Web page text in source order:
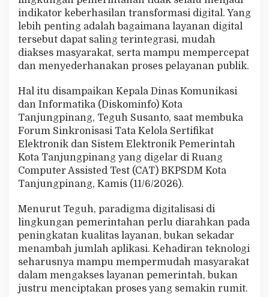
u
m
T
e
t
T
i
n
g
k
a
t
k
a
u
a
l
i
a
s
L
indikator keberhasilan transformasi digital. Yang
lebih penting adalah bagaimana layanan digital
tersebut dapat saling terintegrasi, mudah
diakses masyarakat, serta mampu mempercepat
dan menyederhanakan proses pelayanan publik.
Hal itu disampaikan Kepala Dinas Komunikasi
dan Informatika (Diskominfo) Kota
Tanjungpinang, Teguh Susanto, saat membuka
Forum Sinkronisasi Tata Kelola Sertifikat
Elektronik dan Sistem Elektronik Pemerintah
Kota Tanjungpinang yang digelar di Ruang
Computer Assisted Test (CAT) BKPSDM Kota
Tanjungpinang, Kamis (11/6/2026).
Menurut Teguh, paradigma digitalisasi di
lingkungan pemerintahan perlu diarahkan pada
peningkatan kualitas layanan, bukan sekadar
menambah jumlah aplikasi. Kehadiran teknologi
seharusnya mampu mempermudah masyarakat
dalam mengakses layanan pemerintah, bukan
justru menciptakan proses yang semakin rumit.